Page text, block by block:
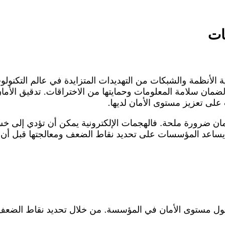
والشبكات من التهديدات المتزايدة في عالم
سلامة المعلومات وحمايتها من الاختراقات. تدقيق
تعزيز مستوى الأمان لديها.
ضرورة ملحة. فالهجمات الإلكترونية يمكن أن تؤدي إلى
المؤسسات على تحديد نقاط الضعف ومعالجتها قبل أن
مستوى الأمان في المؤسسة. من خلال تحديد نقاط